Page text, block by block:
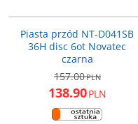
Piasta przód NT-D041SB
36H disc 6ot Novatec
czarna
157.00PLN
138.90PLN